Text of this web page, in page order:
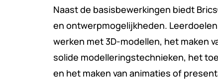
Naast de basisbewerkingen biedt
en ontwerpmogelijkheden.
werken met 3D-modellen, het maken
solide modelleringstechnieken, het
en het maken van animaties of